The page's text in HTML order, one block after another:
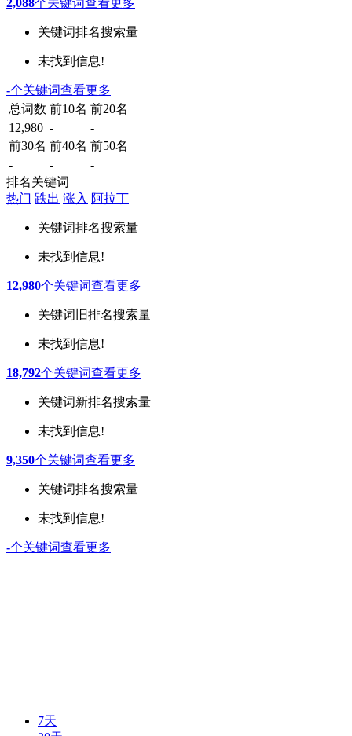
关键词排名搜索量
未找到信息!
-个关键词查看更多
总词数 前10名 前20名
12,980 -
-
前30名 前40名 前50名
-
-
-
排名关键词
热门 跌出 涨入 阿拉丁
关键词排名搜索量
未找到信息!
12,980个关键词查看更多
关键词 旧排名搜索量
未找到信息!
18,792个关键词查看更多
关键词新排名搜索量
未找到信息!
9,350个关键词查看更多
关键词排名搜索量
未找到信息!
-个关键词查看更多
7天